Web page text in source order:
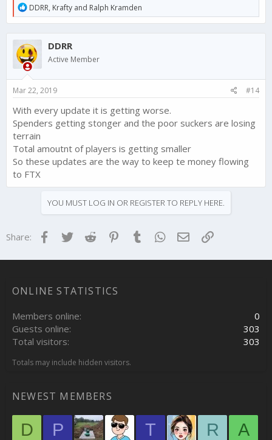
R
e
a
c
t
i
o
n
:
DDRR, Krafty and Ralph Kramden
DDRR
Active Member
Mar 22, 2019 #14
With every update it is getting worse.
Spenders getting stonger and the poor suckers are losing
terrain
Total amoutnt of players is getting smaller
So these updates are the way to keep te money flowing
to FTX
YOU MUST LOG IN OR REGISTER TO REPLY HERE.
Share: Facebook
TwitterReddit Pinterest
Tumblr WhatsApp
EmailLink
ONLINE STATISTICS
Members online
0
Guests online
303
Total visitors
303
Totals may include hidden visitors.
NEWEST MEMBERS
D P T R A